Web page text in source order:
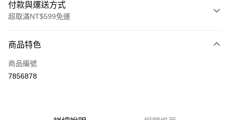
付款與運送方式
超取滿NT$599免運
信用卡一次付款
超商取貨付款
商品特色
商品編號
7856878